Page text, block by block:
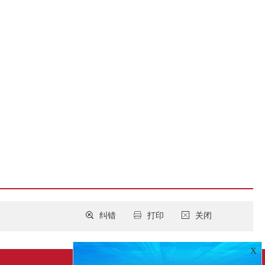
关闭
打印
纠错
X